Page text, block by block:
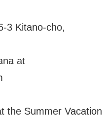
3 Kitano-cho,
at
the Summer Vacation